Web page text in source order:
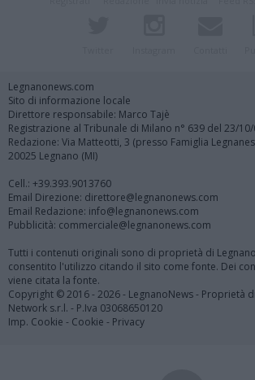
Legnanonews.com
Sito di informazione locale
Direttore responsabile: Marco Tajè
Registrazione al Tribunale di Milano n° 639 del 23/
Redazione: Via Matteotti, 3 (presso Famiglia
20025 Legnano (MI)
Cell.: +39.393.9013760
Email Direzione: direttore@legnanonews.com
Email Redazione: info@legnanonews.com
Pubblicità: commerciale@legnanonews.com
Tutti i contenuti originali sono di proprietà di
consentito l'utilizzo citando il sito come fonte. Dei
viene citata la fonte.
Copyright © 2016 - 2026 - LegnanoNews - Proprietà
Network s.r.l. - P.Iva 03068650120
Imp. Cookie - Cookie - Privacy